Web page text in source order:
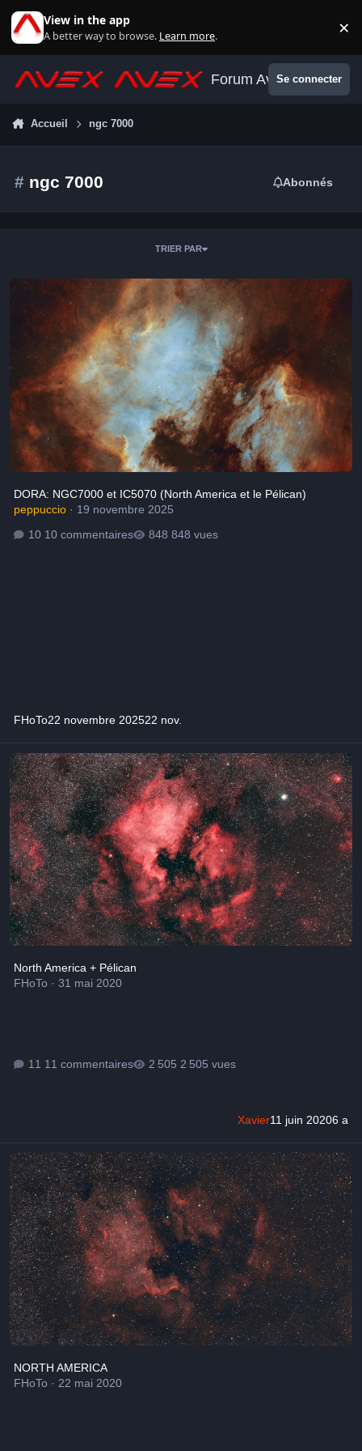
View in the app
A better way to browse. Learn more. ×
Forum AvexSe connecter
Accueil ngc 7000
# ngc 7000 Abonnés
TRIER PAR
DORA: NGC7000 et IC5070 (North America et le Pélican)
DORA: NGC7000 et IC5070 (North America et le Pélican)
peppuccio· 19 novembre 2025
10 commentaires
848 vues
FHoTo22 novembre 202522 nov.
North America + Pélican
North America + Pélican
FHoTo · 31 mai 2020
11 commentaires 2 505 vues
Xavier11 juin 20206 a
NORTH AMERICA
NORTH AMERICA
FHoTo · 22 mai 2020